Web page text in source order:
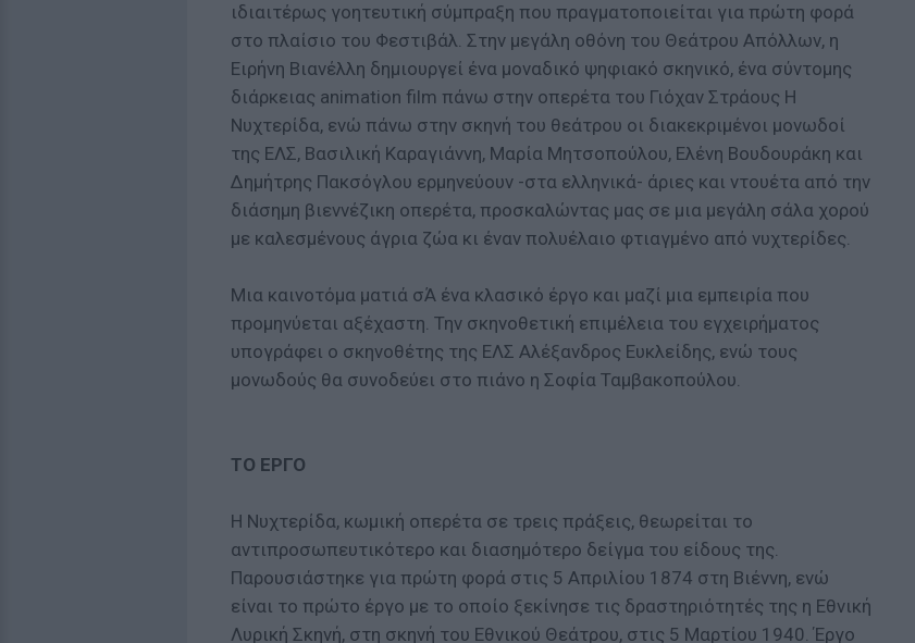
ιδιαιτέρως γοητευτική σύμπραξη που πραγματοποιείται για πρώτη φορά
στο πλαίσιο του Φεστιβάλ. Στην μεγάλη οθόνη του Θεάτρου Απόλλων, η
Ειρήνη Βιανέλλη δημιουργεί ένα μοναδικό ψηφιακό σκηνικό, ένα σύντομης
διάρκειας animation film πάνω στην οπερέτα του Γιόχαν Στράους Η
Νυχτερίδα, ενώ πάνω στην σκηνή του θεάτρου οι διακεκριμένοι μονωδοί
της ΕΛΣ, Βασιλική Καραγιάννη, Μαρία Μητσοπούλου, Ελένη Βουδουράκη και
Δημήτρης Πακσόγλου ερμηνεύουν -στα ελληνικά- άριες και ντουέτα από την
διάσημη βιεννέζικη οπερέτα, προσκαλώντας μας σε μια μεγάλη σάλα χορού
με καλεσμένους άγρια ζώα κι έναν πολυέλαιο φτιαγμένο από νυχτερίδες.
Μια καινοτόμα ματιά σΆ ένα κλασικό έργο και μαζί μια εμπειρία που
προμηνύεται αξέχαστη. Την σκηνοθετική επιμέλεια του εγχειρήματος
υπογράφει ο σκηνοθέτης της ΕΛΣ Αλέξανδρος Ευκλείδης, ενώ τους
μονωδούς θα συνοδεύει στο πιάνο η Σοφία Ταμβακοπούλου.
ΤΟ ΕΡΓΟ
Η Νυχτερίδα, κωμική οπερέτα σε τρεις πράξεις, θεωρείται το
αντιπροσωπευτικότερο και διασημότερο δείγμα του είδους της.
Παρουσιάστηκε για πρώτη φορά στις 5 Απριλίου 1874 στη Βιέννη, ενώ
είναι το πρώτο έργο με το οποίο ξεκίνησε τις δραστηριότητές της η Εθνική
Λυρική Σκηνή, στη σκηνή του Εθνικού Θεάτρου, στις 5 Μαρτίου 1940. Έργο